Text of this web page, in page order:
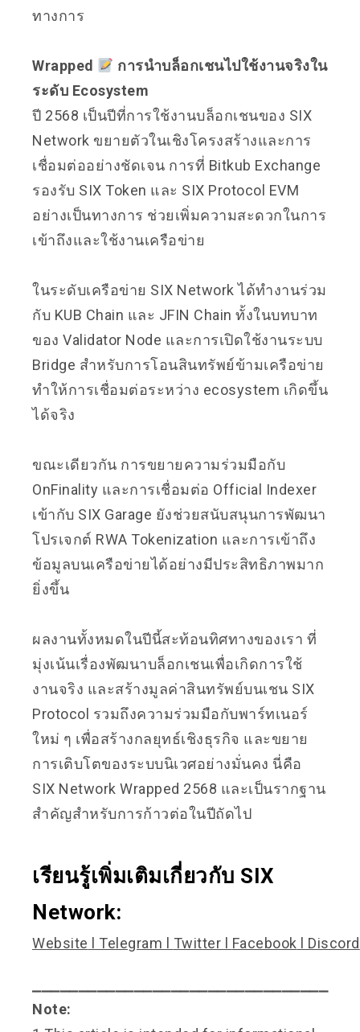
ทางการ
Wrapped
การนำบล็อกเชนไปใช้งานจริงใน
ระดับ Ecosystem
ปี 2568 เป็นปีที่การใช้งานบล็อกเชนของ SIX
Network ขยายตัวในเชิงโครงสร้างและการ
เชื่อมต่ออย่างชัดเจน การที่ Bitkub Exchange
รองรับ SIX Token และ SIX Protocol EVM
อย่างเป็นทางการ ช่วยเพิ่มความสะดวกในการ
เข้าถึงและใช้งานเครือข่าย
ในระดับเครือข่าย SIX Network ได้ทำงานร่วม
กับ KUB Chain และ JFIN Chain ทั้งในบทบาท
ของ Validator Node และการเปิดใช้งานระบบ
Bridge สำหรับการโอนสินทรัพย์ข้ามเครือข่าย
ทำให้การเชื่อมต่อระหว่าง ecosystem เกิดขึ้น
ได้จริง
ขณะเดียวกัน การขยายความร่วมมือกับ
OnFinality และการเชื่อมต่อ Official Indexer
เข้ากับ SIX Garage ยังช่วยสนับสนุนการพัฒนา
โปรเจกต์ RWA Tokenization และการเข้าถึง
ข้อมูลบนเครือข่ายได้อย่างมีประสิทธิภาพมาก
ยิ่งขึ้น
ผลงานทั้งหมดในปีนี้สะท้อนทิศทางของเรา ที่
มุ่งเน้นเรื่องพัฒนาบล็อกเชนเพื่อเกิดการใช้
งานจริง และสร้างมูลค่าสินทรัพย์บนเชน SIX
Protocol รวมถึงความร่วมมือกับพาร์ทเนอร์
ใหม่ ๆ เพื่อสร้างกลยุทธ์เชิงธุรกิจ และขยาย
การเติบโตของระบบนิเวศอย่างมั่นคง นี่คือ
SIX Network Wrapped 2568 และเป็นรากฐาน
สำคัญสำหรับการก้าวต่อในปีถัดไป
เรียนรู้เพิ่มเติมเกี่ยวกับ SIX
Network:
Website Telegram Twitter Facebook Discord
Note: